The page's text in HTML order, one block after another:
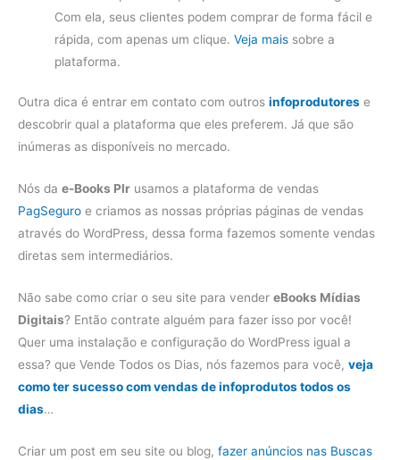
Com ela, seus clientes podem comprar de forma fácil e
rápida, com apenas um clique.Veja mais sobre a
plataforma.
Outra dica é entrar em contato com outros infoprodutores e
descobrir qual a plataforma que eles preferem. Já que são
inúmeras as disponíveis no mercado.
Nós da e-Books Plr usamos a plataforma de vendas
PagSeguro e criamos as nossas próprias páginas de vendas
através do WordPress, dessa forma fazemos somente vendas
diretas sem intermediários.
Não sabe como criar o seu site para vender eBooks Mídias
Digitais? Então contrate alguém para fazer isso por você!
Quer uma instalação e configuração do WordPress igual a
essa? que Vende Todos os Dias, nós fazemos para você, veja
como ter sucesso com vendas de infoprodutos todos os
dias…
Criar um post em seu site ou blog, fazer anúncios nas Buscas